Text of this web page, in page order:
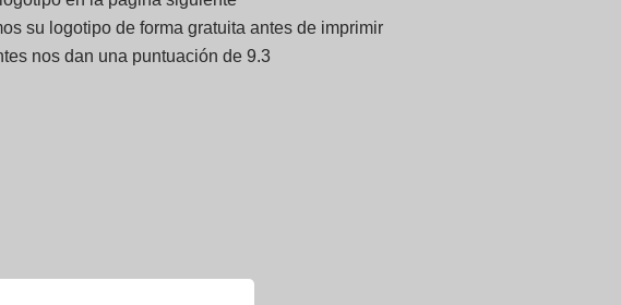
su logotipo de forma gratuita antes de imprimir
nos dan una puntuación de 9.3